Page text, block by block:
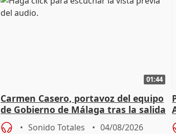
01:44
Carmen Casero, portavoz del equipo
de Gobierno de Málaga tras la salida
de Pérez de Siles
Sonido Totales 04/08/2026